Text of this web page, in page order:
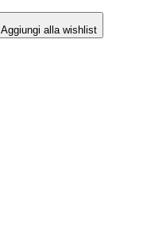
Aggiungi alla wishlist